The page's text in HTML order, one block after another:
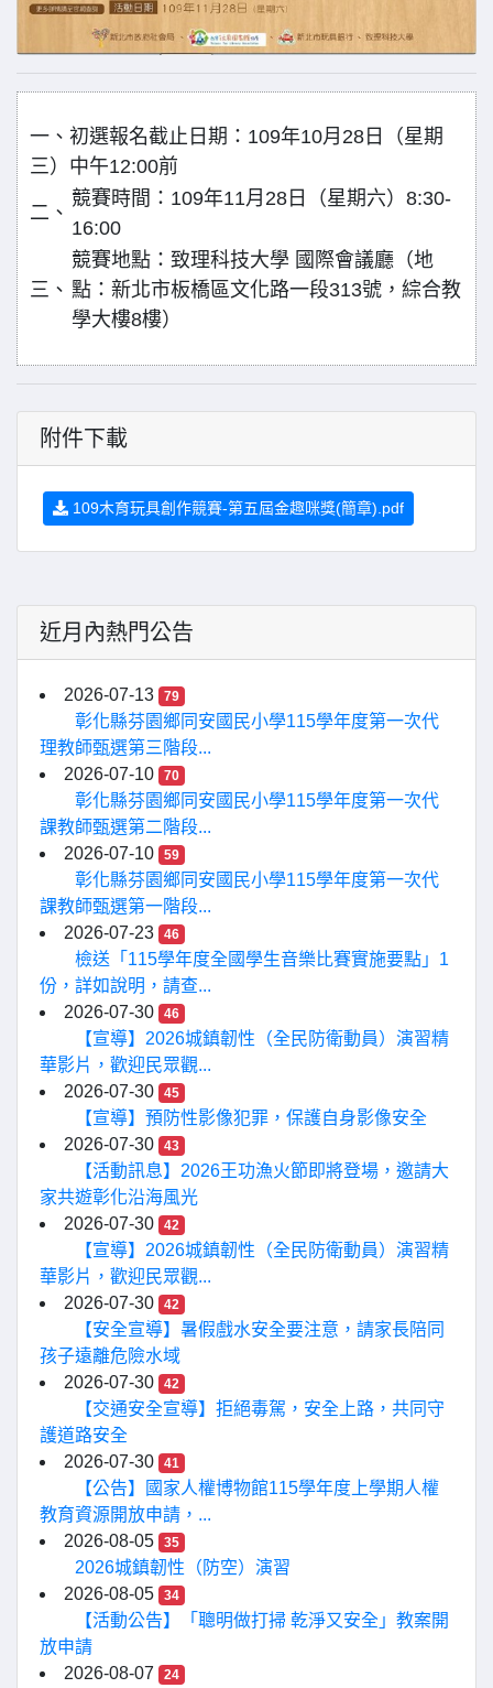
一、初選報名截止日期：109年10月28日（星期
三）中午12:00前
二、
競賽時間：109年11月28日（星期六）8:30-
16:00
三、
競賽地點：致理科技大學 國際會議廳（地
點：新北市板橋區文化路一段313號，綜合教
學大樓8樓）
附件下載
109木育玩具創作競賽-第五屆金趣咪獎(簡章).pdf
近月內熱門公告
2026-07-13 79
彰化縣芬園鄉同安國民小學115學年度第一次代
理教師甄選第三階段...
2026-07-10
70
彰化縣芬園鄉同安國民小學115學年度第一次代
課教師甄選第二階段...
2026-07-10
59
彰化縣芬園鄉同安國民小學115學年度第一次代
課教師甄選第一階段...
2026-07-23
46
檢送「115學年度全國學生音樂比賽實施要點」1
份，詳如說明，請查...
2026-07-30
46
【宣導】2026城鎮韌性（全民防衛動員）演習精
華影片，歡迎民眾觀...
2026-07-30
45
【宣導】預防性影像犯罪，保護自身影像安全
2026-07-30
43
【活動訊息】2026王功漁火節即將登場，邀請大
家共遊彰化沿海風光
2026-07-30
42
【宣導】2026城鎮韌性（全民防衛動員）演習精
華影片，歡迎民眾觀...
2026-07-30
42
【安全宣導】暑假戲水安全要注意，請家長陪同
孩子遠離危險水域
2026-07-30
42
【交通安全宣導】拒絕毒駕，安全上路，共同守
護道路安全
2026-07-30
41
【公告】國家人權博物館115學年度上學期人權
教育資源開放申請，...
2026-08-05
35
2026城鎮韌性（防空）演習
2026-08-05
34
【活動公告】「聰明做打掃 乾淨又安全」教案開
放申請
2026-08-07
24